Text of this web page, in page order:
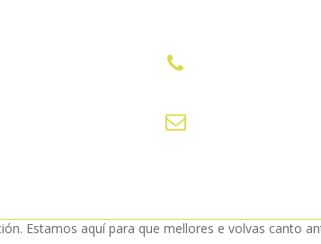
Estamos aquí para que mellores e volvas canto